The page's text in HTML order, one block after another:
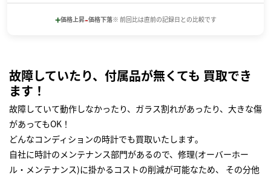
+価格上昇-価格下落※ 前回比は直前の記録日との比較です
故障していたり、付属品が無くても 買取でき
ます！
故障していて動作しなかったり、ガラス割れがあったり、大きな傷
があってもOK！
どんなコンディションの時計でも買取いたします｡
自社に時計のメンテナンス部門があるので、修理(オーバーホー
ル・メンテナンス)に掛かるコストの削減が可能なため、 その分他